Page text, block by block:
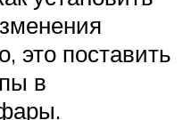
это поставить
в